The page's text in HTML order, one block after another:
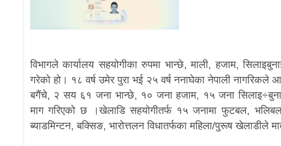
विभागले कार्यालय सहयोगीका रुपमा भान्छे, माली, हजाम,
गरेको हो। १८ वर्ष उमेर पुरा भई २५ वर्ष ननाघेका नेपाली
बगैंचे, २ सय ६१ जना भान्छे, १० जना हजाम, १५ जना
माग गरिएको छ ।खेलाडि सहयोगीतर्फ १५ जनामा फुटबल,
ब्याडमिन्टन, बक्सिङ, भारोत्तलन विधातर्फका महिला/पुरूष खेलाडीले